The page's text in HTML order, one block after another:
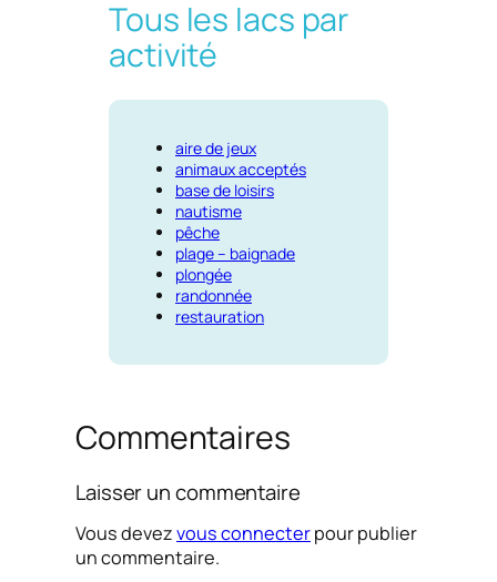
Tous les lacs par
activité
aire de jeux
animaux acceptés
base de loisirs
nautisme
pêche
plage – baignade
plongée
randonnée
restauration
Commentaires
Laisser un commentaire
Vous devezvous connecterpour publier
un commentaire.